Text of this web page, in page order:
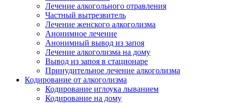
Лечение алкогольного отравления
Частный вытрезвитель
Лечение женского алкоголизма
Анонимное лечение
Анонимный вывод из запоя
Лечение алкоголизма на дому
Вывод из запоя в стационаре
Принудительное лечение алкоголизма
Кодирование от алкоголизма
Кодирование иглоука лыванием
Кодирование на дому